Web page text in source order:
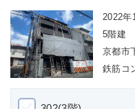
2022年
5階建
京都市
鉄筋コ